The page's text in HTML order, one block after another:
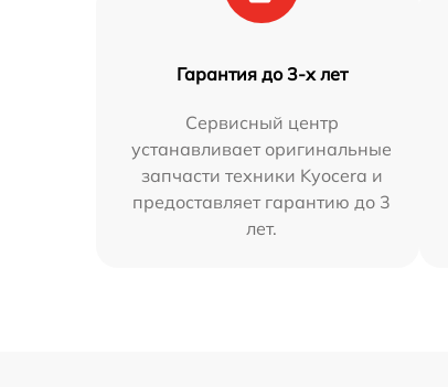
Гарантия до 3-х лет
Сервисный центр
устанавливает оригинальные
запчасти техники Kyocera и
предоставляет гарантию до 3
лет.